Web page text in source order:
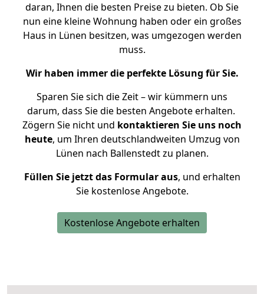
daran, Ihnen die besten Preise zu bieten. Ob Sie
nun eine kleine Wohnung haben oder ein großes
Haus in Lünen besitzen, was umgezogen werden
muss.
Wir haben immer die perfekte Lösung für Sie.
Sparen Sie sich die Zeit – wir kümmern uns
darum, dass Sie die besten Angebote erhalten.
Zögern Sie nicht und kontaktieren Sie uns noch
heute, um Ihren deutschlandweiten Umzug von
Lünen nach Ballenstedt zu planen.
Füllen Sie jetzt das Formular aus, und erhalten
Sie kostenlose Angebote.
Kostenlose Angebote erhalten